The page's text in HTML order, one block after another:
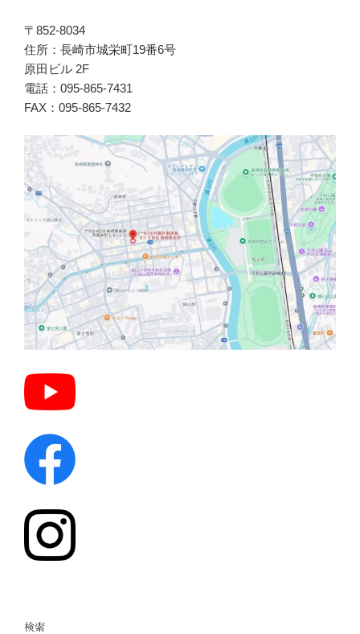
〒852-8034
住所：長崎市城栄町19番6号
原田ビル 2F
電話：095-865-7431
FAX：095-865-7432
検索